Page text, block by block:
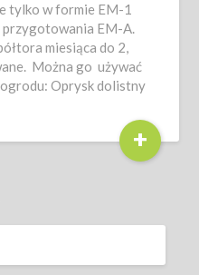
tylko w formie EM-1
przygotowania EM-A.
miesiąca do 2,
Można go używać
Oprysk dolistny
+